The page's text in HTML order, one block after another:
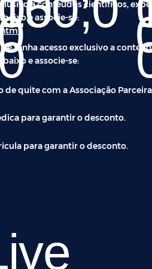
a conteúdos científicos,
e associe-se:
e tenha acesso exclusivo a
e associe-se:
de quite com a Associação
para garantir o desconto.
para garantir o desconto.